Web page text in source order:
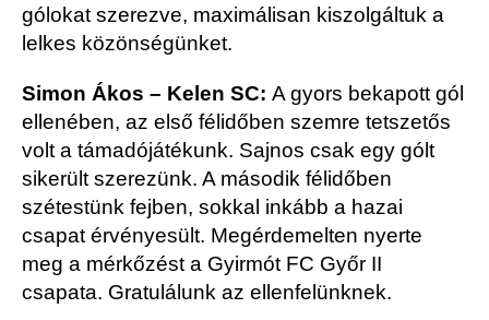
gólokat szerezve, maximálisan kiszolgáltuk a
lelkes közönségünket.
Simon Ákos – Kelen SC: A gyors bekapott gól
ellenében, az első félidőben szemre tetszetős
volt a támadójátékunk. Sajnos csak egy gólt
sikerült szerezünk. A második félidőben
szétestünk fejben, sokkal inkább a hazai
csapat érvényesült. Megérdemelten nyerte
meg a mérkőzést a Gyirmót FC Győr II
csapata. Gratulálunk az ellenfelünknek.